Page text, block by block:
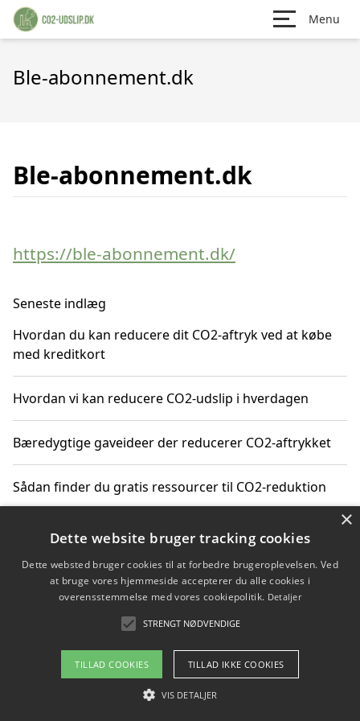
Menu
Ble-abonnement.dk
Ble-abonnement.dk
https://ble-abonnement.dk/
Seneste indlæg
Hvordan du kan reducere dit CO2-aftryk ved at købe
med kreditkort
Hvordan vi kan reducere CO2-udslip i hverdagen
Bæredygtige gaveideer der reducerer CO2-aftrykket
Sådan finder du gratis ressourcer til CO2-reduktion
Hvordan gadgets til hjemmet kan reducere CO2-udslip
Copyright 2026 - Pilanto Aps
Om / kontakt
Blog Betingelser
×
Dette website bruger tracking cookies
Dette websted bruger cookies til at forbedre brugeroplevelsen. Ved
at bruge vores hjemmeside accepterer du alle cookies i
overensstemmelse med vores cookiepolitik. Detaljer
STRENGT NØDVENDIGE
TILLAD COOKIES TILLAD IKKE COOKIES
VIS DETALJER